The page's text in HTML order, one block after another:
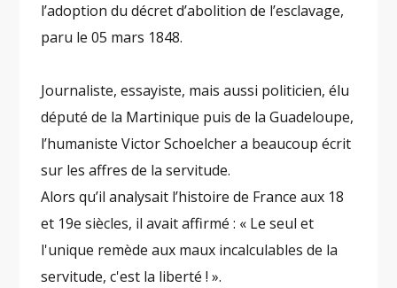
l’adoption du décret d’abolition de l’esclavage,
paru le 05 mars 1848.
Journaliste, essayiste, mais aussi politicien, élu
député de la Martinique puis de la Guadeloupe,
l’humaniste Victor Schoelcher a beaucoup écrit
sur les affres de la servitude.
Alors qu’il analysait l’histoire de France aux 18
et 19e siècles, il avait affirmé : « Le seul et
l'unique remède aux maux incalculables de la
servitude, c'est la liberté ! ».